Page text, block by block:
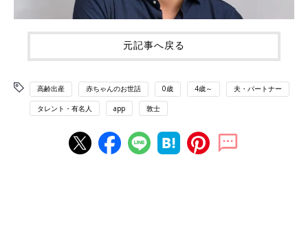
元記事へ戻る
高齢出産 赤ちゃんのお世話 0歳 4歳～ 夫・パートナー
タレント・有名人 app 敦士